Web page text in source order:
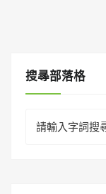
搜㝷部落格
for: